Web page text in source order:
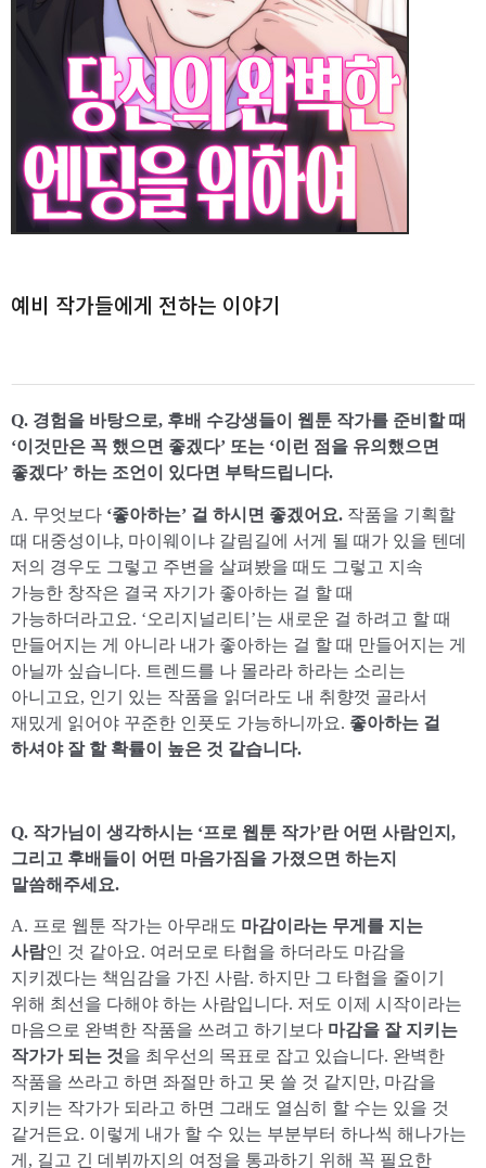
예비 작가들에게 전하는 이야기
Q. 경험을 바탕으로, 후배 수강생들이 웹툰 작가를 준비할 때
‘이것만은 꼭 했으면 좋겠다’ 또는 ‘이런 점을 유의했으면
좋겠다’ 하는 조언이 있다면 부탁드립니다.
A. 무엇보다 ‘좋아하는’ 걸 하시면 좋겠어요. 작품을 기획할
때 대중성이냐, 마이웨이냐 갈림길에 서게 될 때가 있을 텐데
저의 경우도 그렇고 주변을 살펴봤을 때도 그렇고 지속
가능한 창작은 결국 자기가 좋아하는 걸 할 때
가능하더라고요. ‘오리지널리티’는 새로운 걸 하려고 할 때
만들어지는 게 아니라 내가 좋아하는 걸 할 때 만들어지는 게
아닐까 싶습니다. 트렌드를 나 몰라라 하라는 소리는
아니고요, 인기 있는 작품을 읽더라도 내 취향껏 골라서
재밌게 읽어야 꾸준한 인풋도 가능하니까요. 좋아하는 걸
하셔야 잘 할 확률이 높은 것 같습니다.
Q. 작가님이 생각하시는 ‘프로 웹툰 작가’란 어떤 사람인지,
그리고 후배들이 어떤 마음가짐을 가졌으면 하는지
말씀해주세요.
A. 프로 웹툰 작가는 아무래도 마감이라는 무게를 지는
사람인 것 같아요. 여러모로 타협을 하더라도 마감을
지키겠다는 책임감을 가진 사람. 하지만 그 타협을 줄이기
위해 최선을 다해야 하는 사람입니다. 저도 이제 시작이라는
마음으로 완벽한 작품을 쓰려고 하기보다 마감을 잘 지키는
작가가 되는 것을 최우선의 목표로 잡고 있습니다. 완벽한
작품을 쓰라고 하면 좌절만 하고 못 쓸 것 같지만, 마감을
지키는 작가가 되라고 하면 그래도 열심히 할 수는 있을 것
같거든요. 이렇게 내가 할 수 있는 부분부터 하나씩 해나가는
게, 길고 긴 데뷔까지의 여정을 통과하기 위해 꼭 필요한